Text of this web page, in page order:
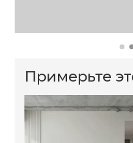
Примерьте